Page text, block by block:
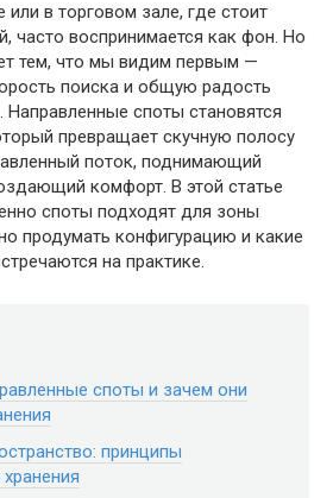
в торговом зале, где стоит
часто воспринимается как фон. Но
тем, что мы видим первым —
поиска и общую радость
споты становятся
превращает скучную полосу
поток, поднимающий
комфорт. В этой статье
споты подходят для зоны
продумать конфигурацию и какие
на практике.
споты и зачем они
принципы